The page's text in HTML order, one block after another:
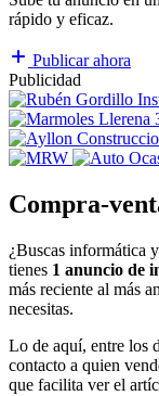
rápido y eficaz.
Publicar ahora
Publicidad
Compra-
¿Buscas informática
tienes 1 anuncio de
más reciente al más
necesitas.
Lo de aquí, entre los
contacto a quien
que facilita ver el